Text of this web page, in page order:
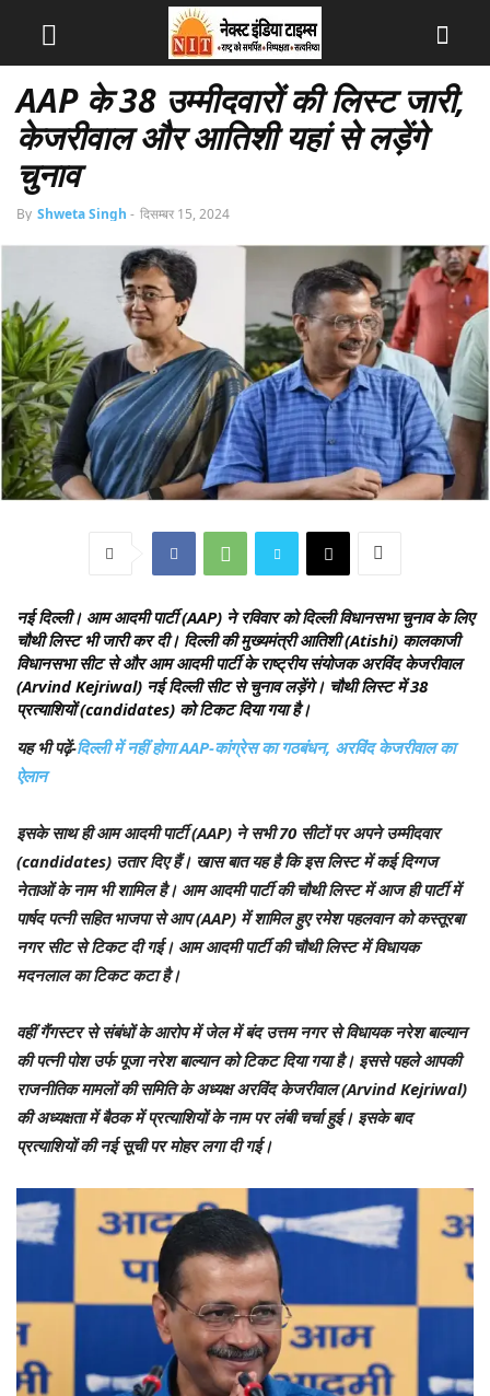
AAP के 38 उम्मीदवारों की लिस्ट जारी,
केजरीवाल और आतिशी यहां से लड़ेंगे
चुनाव
By Shweta Singh - दिसम्बर 15, 2024
नई दिल्ली। आम आदमी पार्टी (AAP) ने रविवार को दिल्ली विधानसभा चुनाव के लिए
चौथी लिस्ट भी जारी कर दी। दिल्ली की मुख्यमंत्री आतिशी (Atishi) कालकाजी
विधानसभा सीट से और आम आदमी पार्टी के राष्ट्रीय संयोजक अरविंद केजरीवाल
(Arvind Kejriwal) नई दिल्ली सीट से चुनाव लड़ेंगे। चौथी लिस्ट में 38
प्रत्याशियों (candidates) को टिकट दिया गया है।
यह भी पढ़ें-दिल्ली में नहीं होगा AAP-कांग्रेस का गठबंधन, अरविंद केजरीवाल का
ऐलान
इसके साथ ही आम आदमी पार्टी (AAP) ने सभी 70 सीटों पर अपने उम्मीदवार
(candidates) उतार दिए हैं। खास बात यह है कि इस लिस्ट में कई दिग्गज
नेताओं के नाम भी शामिल है। आम आदमी पार्टी की चौथी लिस्ट में आज ही पार्टी में
पार्षद पत्नी सहित भाजपा से आप (AAP) में शामिल हुए रमेश पहलवान को कस्तूरबा
नगर सीट से टिकट दी गई। आम आदमी पार्टी की चौथी लिस्ट में विधायक
मदनलाल का टिकट कटा है।
वहीं गैंगस्टर से संबंधों के आरोप में जेल में बंद उत्तम नगर से विधायक नरेश बाल्यान
की पत्नी पोश उर्फ पूजा नरेश बाल्यान को टिकट दिया गया है। इससे पहले आपकी
राजनीतिक मामलों की समिति के अध्यक्ष अरविंद केजरीवाल (Arvind Kejriwal)
की अध्यक्षता में बैठक में प्रत्याशियों के नाम पर लंबी चर्चा हुई। इसके बाद
प्रत्याशियों की नई सूची पर मोहर लगा दी गई।